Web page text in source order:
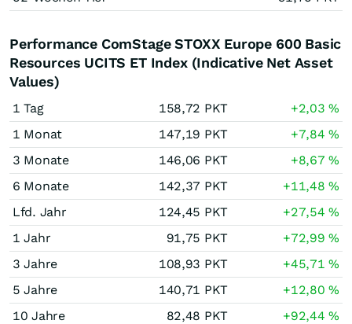
Performance ComStage STOXX Europe 600 Basic
Resources UCITS ET Index (Indicative Net Asset
Values)
1 Tag 158,72 PKT +2,03%
1 Monat
147,19 PKT +7,84%
3 Monate
146,06 PKT +8,67%
6 Monate
142,37 PKT +11,48%
Lfd. Jahr
124,45 PKT +27,54%
1 Jahr
91,75 PKT +72,99%
3 Jahre
108,93 PKT +45,71%
5 Jahre
140,71 PKT +12,80%
10 Jahre
82,48 PKT +92,44%